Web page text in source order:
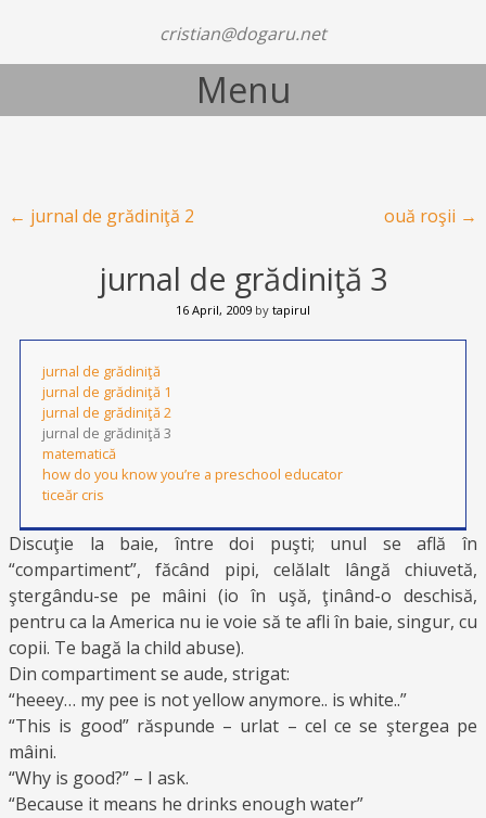
cristian@dogaru.net
Menu
Post navigation
← jurnal de grădiniţă 2 ouă roşii →
jurnal de grădiniţă 3
16 April, 2009 by tapirul
jurnal de grădiniţă
jurnal de grădiniţă 1
jurnal de grădiniţă 2
jurnal de grădiniţă 3
matematică
how do you know you’re a preschool educator
ticeăr cris
Discuţie la baie, între doi puşti; unul se află în
“compartiment”, făcând pipi, celălalt lângă chiuvetă,
ştergându-se pe mâini (io în uşă, ţinând-o deschisă,
pentru ca la America nu ie voie să te afli în baie, singur, cu
copii. Te bagă la child abuse).
Din compartiment se aude, strigat:
“heeey… my pee is not yellow anymore.. is white..”
“This is good” răspunde – urlat – cel ce se ştergea pe
mâini.
“Why is good?” – I ask.
“Because it means he drinks enough water”